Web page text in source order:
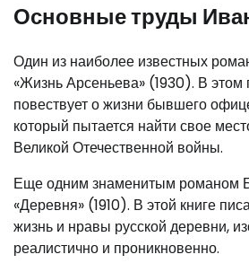
Основные труды
Один из наиболее известных
«Жизнь Арсеньева» (1930). В этом
повествует о жизни бывшего
который пытается найти свое
Великой Отечественной войны.
Еще одним знаменитым романом
«Деревня» (1910). В этой книге
жизнь и нравы русской деревни,
реалистично и проникновенно.